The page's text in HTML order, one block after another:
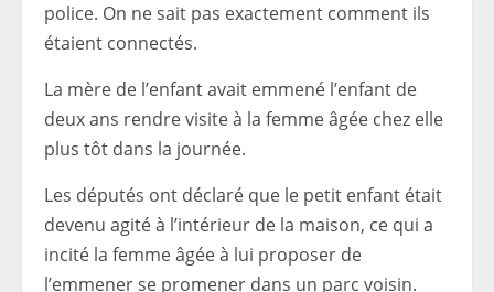
police. On ne sait pas exactement comment ils
étaient connectés.
La mère de l’enfant avait emmené l’enfant de
deux ans rendre visite à la femme âgée chez elle
plus tôt dans la journée.
Les députés ont déclaré que le petit enfant était
devenu agité à l’intérieur de la maison, ce qui a
incité la femme âgée à lui proposer de
l’emmener se promener dans un parc voisin.